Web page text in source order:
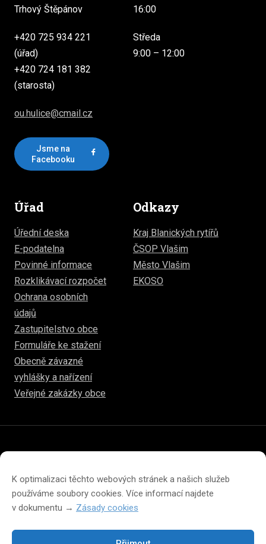
K optimalizaci těchto webových stránek a našich služeb
používáme soubory cookies. Více informací najdete
v dokumentu → Zásady cookies
Trhový Štěpánov
+420 725 934 221
(úřad)
+420 724 181 382
(starosta)
ou.hulice@cmail.cz
Jsme na
Facebooku
16:00
Středa
9:00 – 12:00
Úřad
Úřední deska
E-podatelna
Povinné informace
Rozklikávací rozpočet
Ochrana osobních
údajů
Zastupitelstvo obce
Formuláře ke stažení
Obecně závazné
vyhlášky a nařízení
Veřejné zakázky obce
Odkazy
Kraj Blanických rytířů
ČSOP Vlašim
Město Vlašim
EKOSO
Prohlášení o přístupnosti
Prohlášení o ochraně soukromí
Zásady cookies (EU)